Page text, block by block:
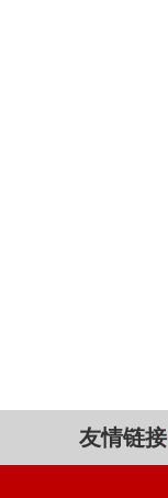
友情链接